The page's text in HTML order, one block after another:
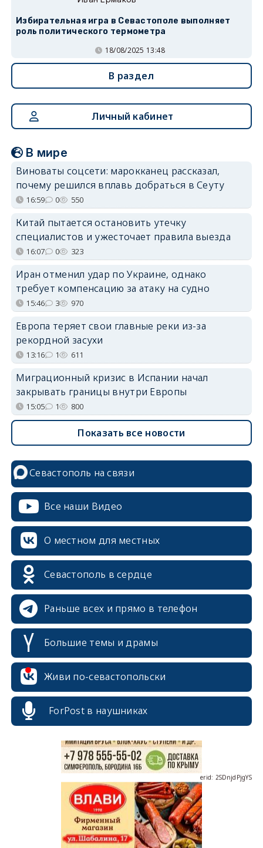
Избирательная игра в Севастополе выполняет
роль политического термометра
18/08/2025 13:48
В раздел
Личный кабинет
В мире
Виноваты соцсети: марокканец рассказал,
почему решился вплавь добраться в Сеуту
16:59 0 550
Китай пытается остановить утечку
специалистов и ужесточает правила выезда
16:07 0 323
Иран отменил удар по Украине, однако
требует компенсацию за атаку на судно
15:46 3 970
Европа теряет свои главные реки из-за
рекордной засухи
13:16 1 611
Миграционный кризис в Испании начал
закрывать границы внутри Европы
15:05 1 800
Показать все новости
Севастополь на связи
Все наши Видео
О местном для местных
Севастополь в сердце
Раньше всех и прямо в телефон
Большие темы и драмы
Живи по-севастопольски
ForPost в наушниках
erid: 2SDnjcrDNw6
erid: 2SDnjdPjgYS
erid: 2SDnjdvhGXG